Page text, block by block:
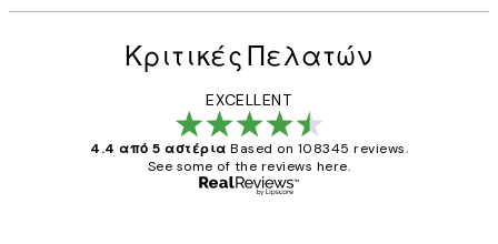
Κριτικές Πελατών
EXCELLENT
4.4 από 5 αστέρια Based on 108345 reviews.
See some of the reviews here.